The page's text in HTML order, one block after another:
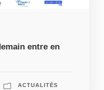
entre en
ACTUALITÉS